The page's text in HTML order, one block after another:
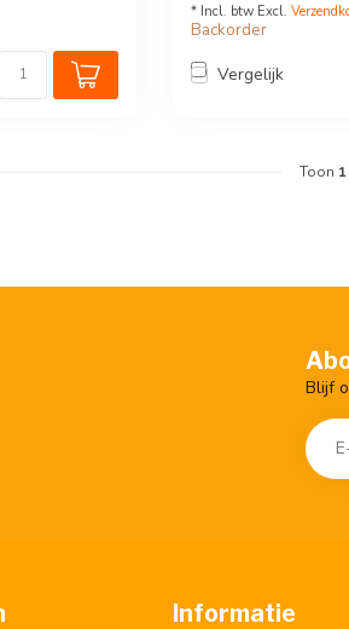
* Incl. btw Excl.
Backorder
Vergelijk
Toon 1
Blijf
Informatie